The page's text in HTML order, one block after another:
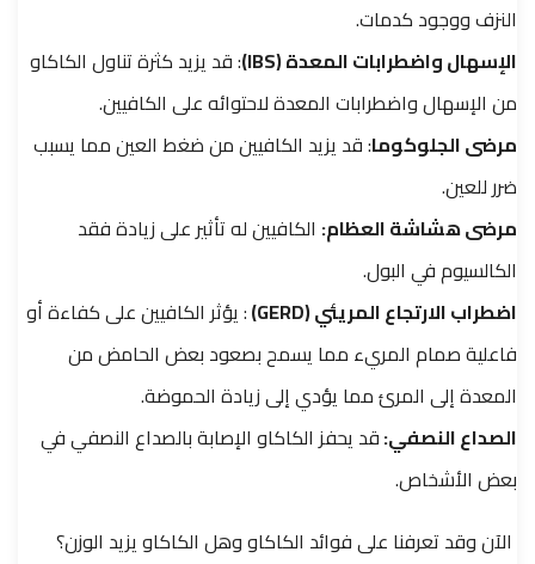
النزف ووجود كدمات.
الإسهال واضطرابات المعدة (IBS)
: قد يزيد كثرة تناول الكاكاو
من الإسهال واضطرابات المعدة لاحتوائه على الكافيين.
مرضى الجلوكوما: قد يزيد الكافيين من ضغط العين مما يسبب
ضرر للعين.
مرضى هشاشة العظام: الكافيين له تأثير على زيادة فقد
الكالسيوم في البول.
اضطراب الارتجاع المريئي (GERD)
: يؤثر الكافيين على كفاءة أو
فاعلية صمام المريء مما يسمح بصعود بعض الحامض من
المعدة إلى المرئ مما يؤدي إلى زيادة الحموضة.
الصداع النصفي:قد يحفز الكاكاو الإصابة بالصداع النصفي في
بعض الأشخاص.
الآن وقد تعرفنا على فوائد الكاكاو وهل الكاكاو يزيد الوزن؟